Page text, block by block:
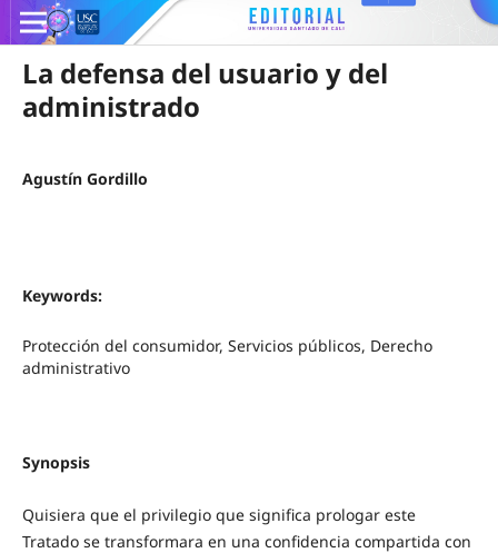
La defensa del usuario y del
administrado
Agustín Gordillo
Keywords:
Protección del consumidor, Servicios públicos, Derecho
administrativo
Synopsis
Quisiera que el privilegio que significa prologar este
Tratado se transformara en una confidencia compartida con